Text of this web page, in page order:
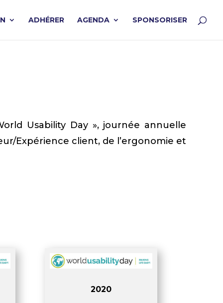
ADHÉRER AGENDA SPONSORISER
Usability Day », journée annuelle
Expérience client, de l’ergonomie et
2020